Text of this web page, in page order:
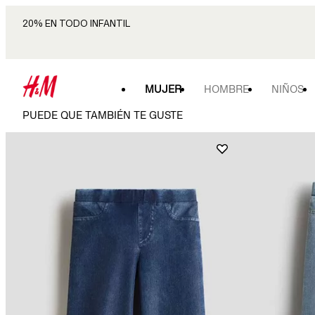
20% EN TODO INFANTIL
MUJER HOMBRE NIÑOS
PUEDE QUE TAMBIÉN TE GUSTE